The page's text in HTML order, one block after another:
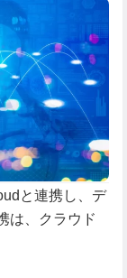
と連携し、デ
は、クラウド